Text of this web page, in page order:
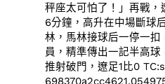
秤座太可怕了！」再戰，
6分鐘，高升在中場斷球
林，馬林接球后一停一扣
員，精準傳出一記半高
推射破門，遼足1比0